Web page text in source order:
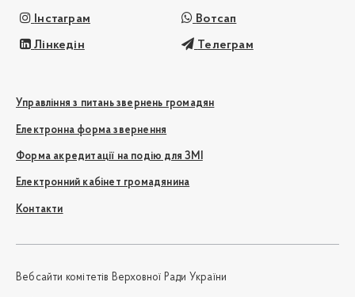
Інстаграм Вотсап
Лінкедін Телеграм
Управління з питань звернень громадян
Електронна форма звернення
Форма акредитації на подію для ЗМІ
Електронний кабінет громадянина
Контакти
Вебсайти комітетів Верховної Ради України